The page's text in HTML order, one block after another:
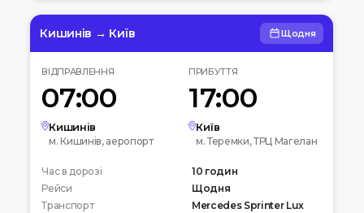
10:00Київ
Вокзальна пл. 4
Біла церква
Вул. Леваневського
15:00
Автовокзал
Аеропорт
Кишинів → Київ Щодня
ВІДПРАВЛЕННЯ
07:00
Кишинів
м. Кишинів, аеропорт
ПРИБУТТЯ
17:00
Київ
м. Теремки, ТРЦ Магелан
Транспорт Mercedes Sprinter Lux
Час в дорозі
10 годин
Рейси
Щодня